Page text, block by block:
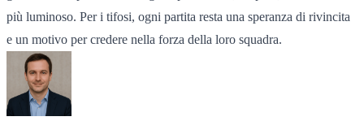
più luminoso. Per i tifosi, ogni partita resta una speranza di rivincita
e un motivo per credere nella forza della loro squadra.